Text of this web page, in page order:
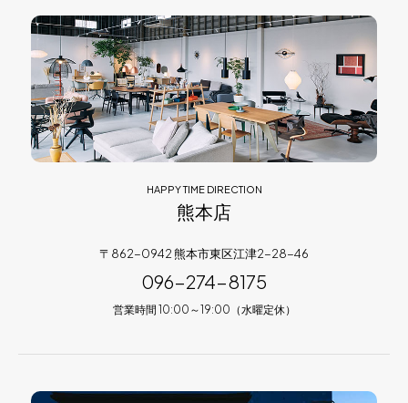
HAPPY TIME DIRECTION
熊本店
〒862-0942 熊本市東区江津2-28-46
096-274-8175
営業時間 10:00～19:00（水曜定休）